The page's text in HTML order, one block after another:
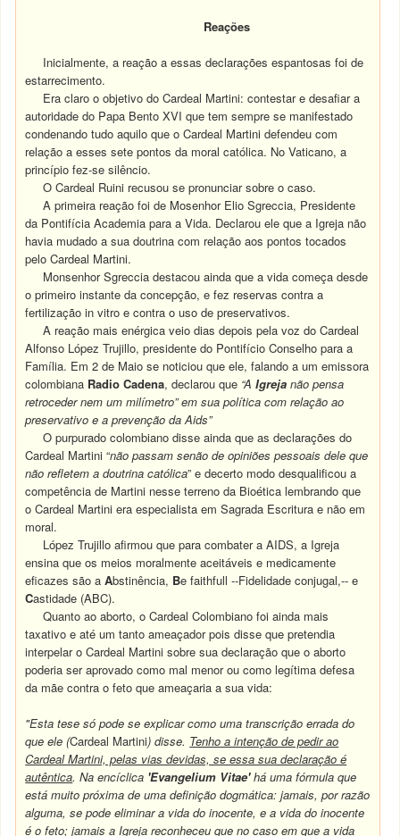
Reações
Inicialmente, a reação a essas declarações espantosas foi de
estarrecimento.
Era claro o objetivo do Cardeal Martini: contestar e desafiar a
autoridade do Papa Bento XVI que tem sempre se manifestado
condenando tudo aquilo que o Cardeal Martini defendeu com
relação a esses sete pontos da moral católica. No Vaticano, a
princípio fez-se silêncio.
O Cardeal Ruini recusou se pronunciar sobre o caso.
A primeira reação foi de Mosenhor Elio Sgreccia, Presidente
da Pontifícia Academia para a Vida. Declarou ele que a Igreja não
havia mudado a sua doutrina com relação aos pontos tocados
pelo Cardeal Martini.
Monsenhor Sgreccia destacou ainda que a vida começa desde
o primeiro instante da concepção, e fez reservas contra a
fertilização in vitro e contra o uso de preservativos.
A reação mais enérgica veio dias depois pela voz do Cardeal
Alfonso López Trujillo, presidente do Pontifício Conselho para a
Família. Em 2 de Maio se noticiou que ele, falando a um emissora
colombiana Radio Cadena, declarou que “AIgreja não pensa
retroceder nem um milímetro” em sua política com relação ao
preservativo e a prevenção da Aids”
O purpurado colombiano disse ainda que as declarações do
Cardeal Martini “não passam senão de opiniões pessoais dele que
não refletem a doutrina católica” e decerto modo desqualificou a
competência de Martini nesse terreno da Bioética lembrando que
o Cardeal Martini era especialista em Sagrada Escritura e não em
moral.
López Trujillo afirmou que para combater a AIDS, a Igreja
ensina que os meios moralmente aceitáveis e medicamente
eficazes são aAbstinência, Be faithfull --Fidelidade conjugal,-- e
Castidade (ABC).
Quanto ao aborto, o Cardeal Colombiano foi ainda mais
taxativo e até um tanto ameaçador pois disse que pretendia
interpelar o Cardeal Martini sobre sua declaração que o aborto
poderia ser aprovado como mal menor ou como legítima defesa
da mãe contra o feto que ameaçaria a sua vida:
"Esta tese só pode se explicar como uma transcrição errada do
que ele (Cardeal Martini) disse. Tenho a intenção de pedir ao
Cardeal Martini, pelas vias devidas, se essa sua declaração é
autêntica. Na encíclica 'Evangelium Vitae'há uma fórmula que
está muito próxima de uma definição dogmática: jamais, por razão
alguma, se pode eliminar a vida do inocente, e a vida do inocente
é o feto; jamais a Igreja reconheceu que no caso em que a vida